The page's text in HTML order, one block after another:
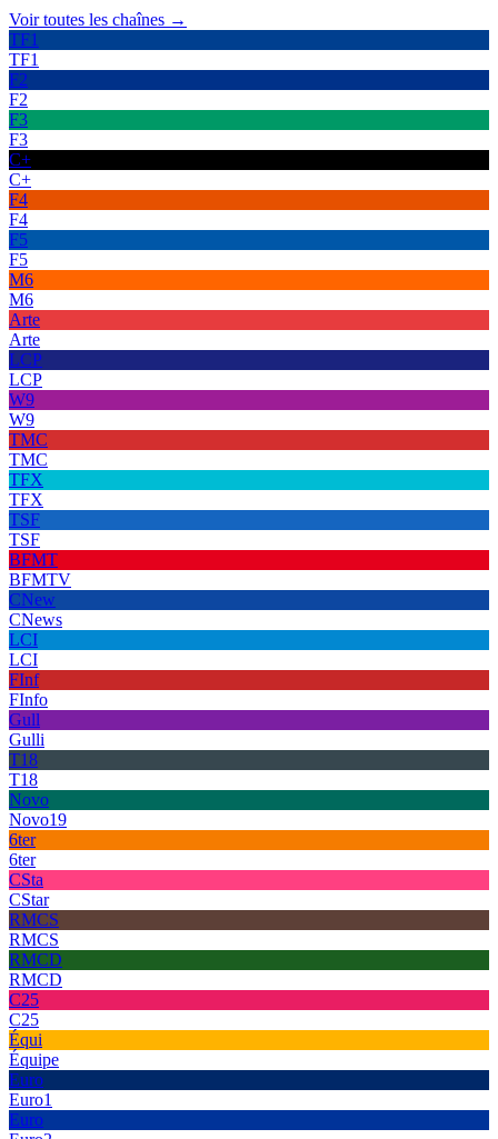
Voir toutes les chaînes →
TF1
TF1
F2
F2
F3
F3
C+
C+
F4
F4
F5
F5
M6
M6
Arte
Arte
LCP
LCP
W9
W9
TMC
TMC
TFX
TFX
TSF
TSF
BFMT
BFMTV
CNew
CNews
LCI
LCI
FInf
FInfo
Gull
Gulli
T18
T18
Novo
Novo19
6ter
6ter
CSta
CStar
RMCS
RMCS
RMCD
RMCD
C25
C25
Équi
Équipe
Euro
Euro1
Euro